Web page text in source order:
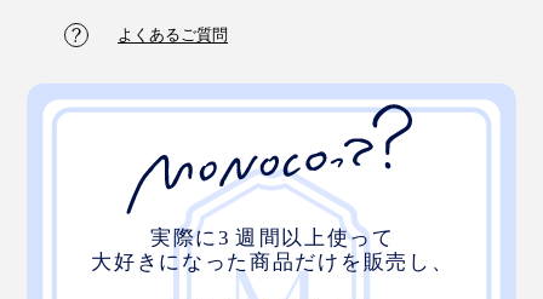
よくあるご質問